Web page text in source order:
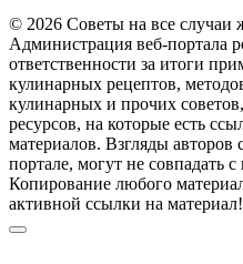
© 2026 Советы на все случаи
Администрация веб-портала
ответственности за итоги
кулинарных рецептов,
кулинарных и прочих
ресурсов, на которые есть
материалов. Взгляды авторов
портале, могут не совпадать
Копирование любого
активной ссылки на материал!